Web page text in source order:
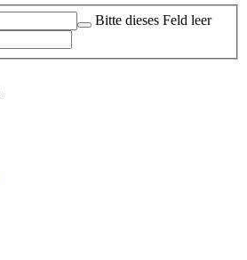
Bitte dieses Feld leer